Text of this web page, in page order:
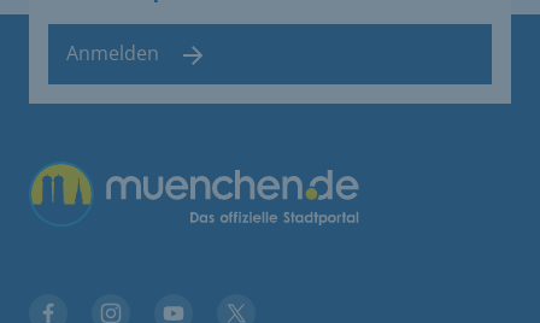
Anmelden
Übergreifende Links